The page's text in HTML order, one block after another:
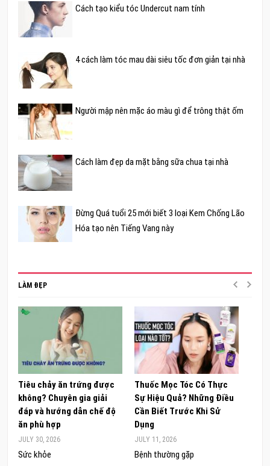
Cách tạo kiểu tóc Undercut nam tính
4 cách làm tóc mau dài siêu tốc đơn giản tại nhà
Người mập nên mặc áo màu gì để trông thật ốm
Cách làm đẹp da mặt bằng sữa chua tại nhà
Đừng Quá tuổi 25 mới biết 3 loại Kem Chống Lão
Hóa tạo nên Tiếng Vang này
LÀM ĐẸP
Tiêu chảy ăn trứng được
không? Chuyên gia giải
đáp và hướng dẫn chế độ
ăn phù hợp
JULY 30, 2026
Sức khỏe
Thuốc Mọc Tóc Có Thực
Sự Hiệu Quả? Những Điều
Cần Biết Trước Khi Sử
Dụng
JULY 11, 2026
Bệnh thường gặp